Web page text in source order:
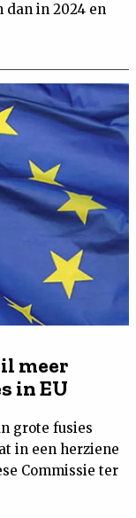
dan in 2024 en
meer
in EU
grote fusies
in een herziene
Commissie ter